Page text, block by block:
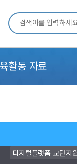
활동 자료
디지털플랫폼 교단지